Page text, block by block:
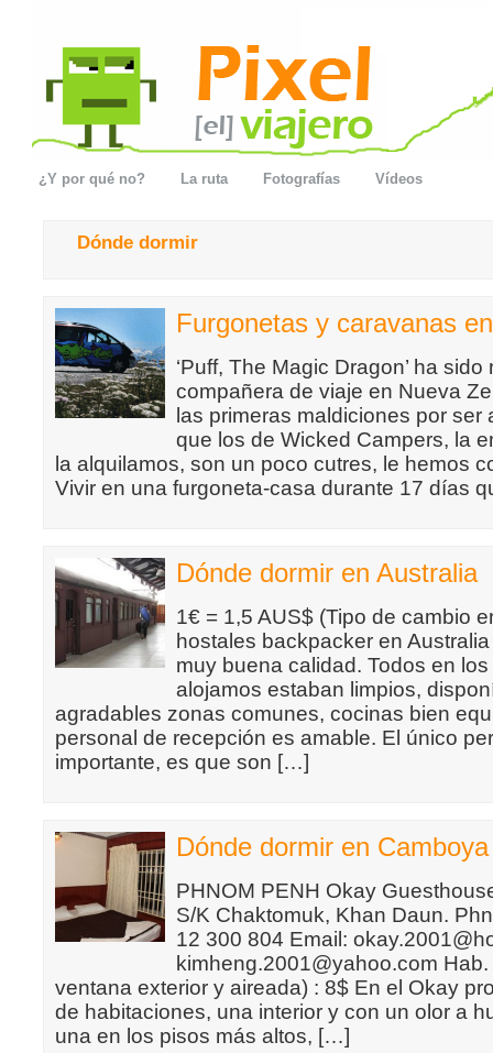
¿Y por qué no? La ruta Fotografías Vídeos
Dónde dormir
Furgonetas y caravanas
‘Puff, The Magic Dragon’ ha
compañera de viaje en Nueva
las primeras maldiciones por ser
que los de Wicked Campers, la
la alquilamos, son un poco cutres, le hemos
Vivir en una furgoneta-casa durante 17 días
Dónde dormir en Australia
1€ = 1,5 AUS$ (Tipo de cambio
hostales backpacker en
muy buena calidad. Todos en
alojamos estaban limpios,
agradables zonas comunes, cocinas bien
personal de recepción es amable. El único
importante, es que son […]
Dónde dormir en Camboya
PHNOM PENH Okay
S/K Chaktomuk, Khan Daun.
12 300 804 Email:
kimheng.2001@yahoo.com
ventana exterior y aireada) : 8$ En el Okay
de habitaciones, una interior y con un olor a
una en los pisos más altos, […]